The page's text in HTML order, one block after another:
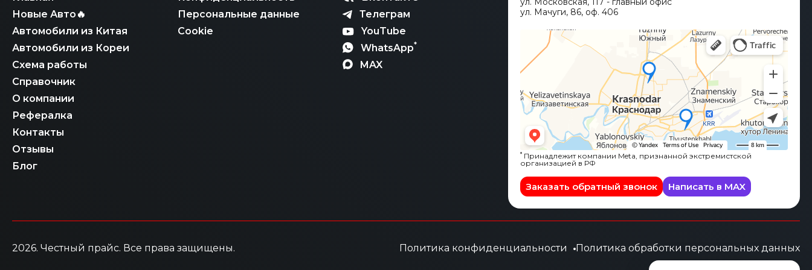
Новые Авто🔥
Автомобили из Китая
Автомобили из Кореи
Схема работы
Справочник
О компании
Рефералка
Контакты
Отзывы
Блог
Персональные данные
Cookie
Телеграм
YouTube
WhatsApp*
MAX
ул. Мачуги, 86, оф. 406
*Принадлежит компании Meta, признанной экстремистской
организацией в РФ
Заказать обратный звонок Написать в MAX
2026. Честный прайс. Все права защищены. Политика конфиденциальности Политика обработки персональных данных